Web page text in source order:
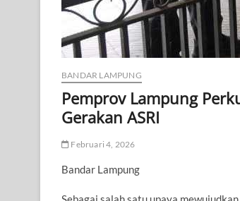
BANDAR LAMPUNG
Pemprov Lampung
Gerakan ASRI
Februari 4, 2026
Bandar Lampung